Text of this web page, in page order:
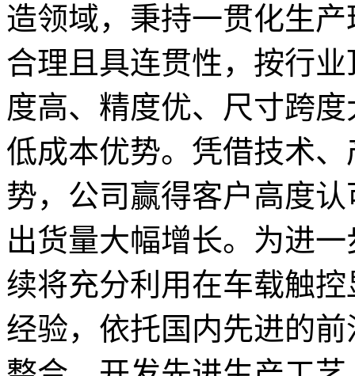
造领域，秉持一贯化生
合理且具连贯性，按行
度高、精度优、尺寸跨
低成本优势。凭借技术
势，公司赢得客户高度
出货量大幅增长。为进
续将充分利用在车载触
经验，依托国内先进的